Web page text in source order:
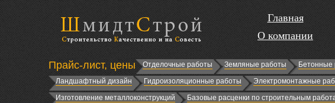
Главная
О компании
Прайс-лист, цены Отделочные работы Земляные работы Бетонные
Ландшафтный дизайн
Гидроизоляционные работы Электромонтажные
Изготовление металлоконструкций
Базовые расценки по строительным